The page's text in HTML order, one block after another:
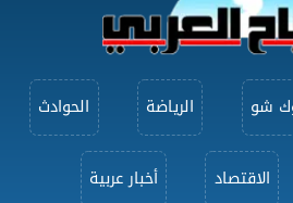
شو الرياضة الحوادث
الاقتصاد أخبار عربية